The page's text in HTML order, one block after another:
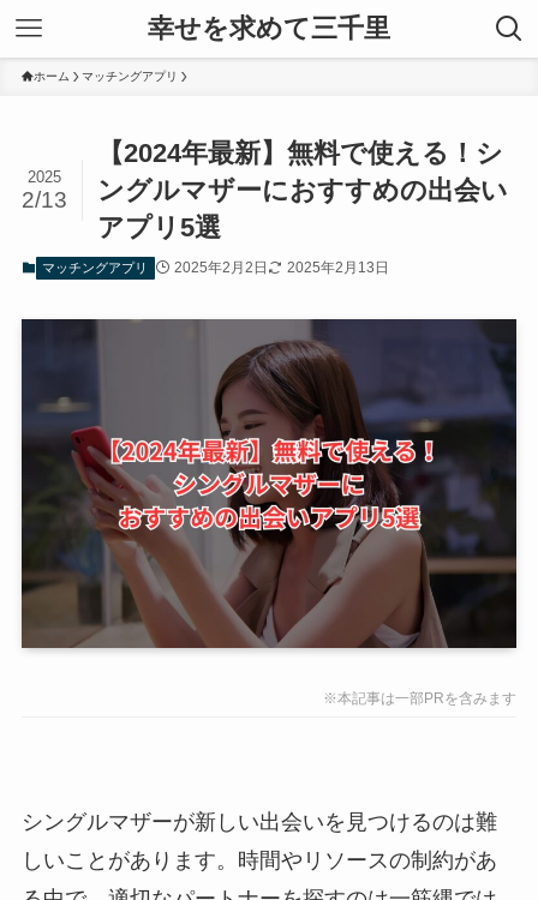
幸せを求めて三千里
ホーム マッチングアプリ
【2024年最新】無料で使える！シ
ングルマザーにおすすめの出会い
アプリ5選
2025
2/13
マッチングアプリ 2025年2月2日 2025年2月13日
※本記事は一部PRを含みます
シングルマザーが新しい出会いを見つけるのは難
しいことがあります。時間やリソースの制約があ